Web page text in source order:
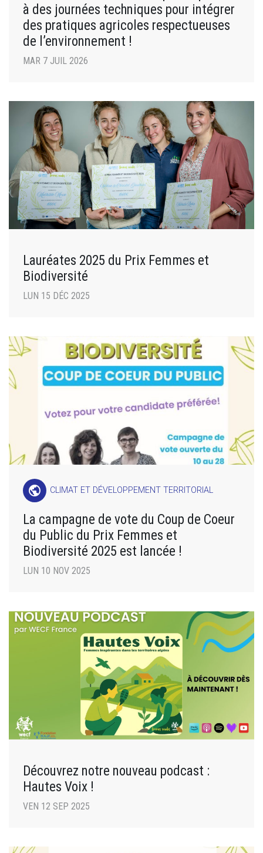
à des journées techniques pour intégrer
des pratiques agricoles respectueuses
de l’environnement !
MAR 7 JUIL 2026
Lauréates 2025 du Prix Femmes et
Biodiversité
LUN 15 DÉC 2025
public CLIMAT ET DÉVELOPPEMENT TERRITORIAL
La campagne de vote du Coup de Coeur
du Public du Prix Femmes et
Biodiversité 2025 est lancée !
LUN 10 NOV 2025
Découvrez notre nouveau podcast :
Hautes Voix !
VEN 12 SEP 2025